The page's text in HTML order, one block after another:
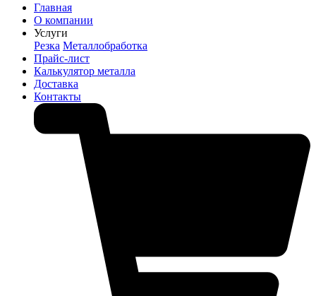
Главная
О компании
Услуги
Резка Металлобработка
Прайс-лист
Калькулятор металла
Доставка
Контакты